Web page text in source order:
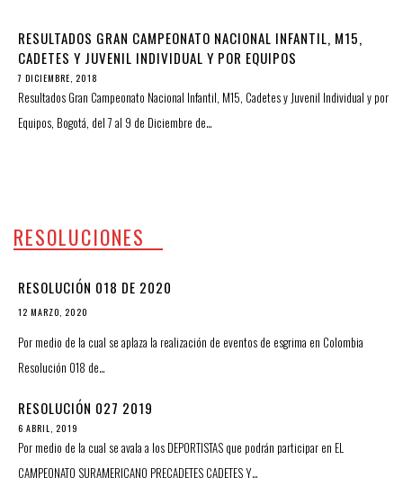
RESULTADOS GRAN CAMPEONATO NACIONAL INFANTIL, M15,
CADETES Y JUVENIL INDIVIDUAL Y POR EQUIPOS
7 DICIEMBRE, 2018
Resultados Gran Campeonato Nacional Infantil, M15, Cadetes y Juvenil Individual y por
Equipos, Bogotá, del 7 al 9 de Diciembre de…
RESOLUCIONES
RESOLUCIÓN 018 DE 2020
12 MARZO, 2020
Por medio de la cual se aplaza la realización de eventos de esgrima en Colombia
Resolución 018 de…
RESOLUCIÓN 027 2019
6 ABRIL, 2019
Por medio de la cual se avala a los DEPORTISTAS que podrán participar en EL
CAMPEONATO SURAMERICANO PRECADETES CADETES Y…